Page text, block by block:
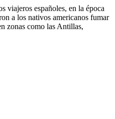
viajeros españoles, en la época
a los nativos americanos fumar
zonas como las Antillas,